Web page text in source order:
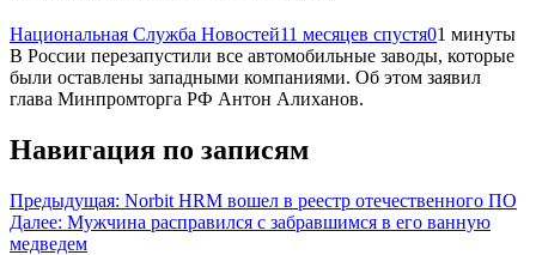
Национальная Служба Новостей11 месяцев спустя01 минуты
В России перезапустили все автомобильные заводы, которые
были оставлены западными компаниями. Об этом заявил
глава Минпромторга РФ Антон Алиханов.
Навигация по записям
Предыдущая: Norbit HRM вошел в реестр отечественного ПО
Далее: Мужчина расправился с забравшимся в его ванную
медведем